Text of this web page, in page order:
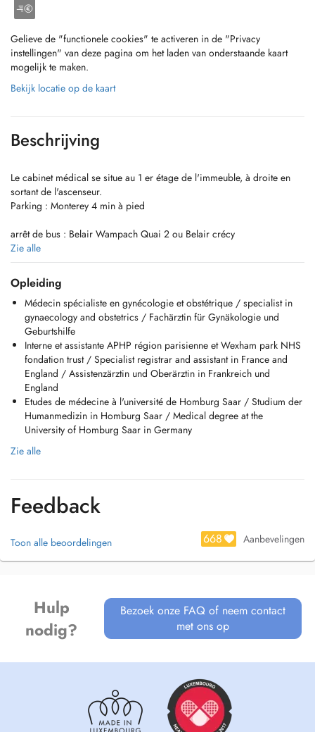
Gelieve de "functionele cookies" te activeren in de "Privacy
instellingen" van deze pagina om het laden van onderstaande kaart
mogelijk te maken.
Bekijk locatie op de kaart
Beschrijving
Le cabinet médical se situe au 1 er étage de l'immeuble, à droite en
sortant de l'ascenseur.
Parking : Monterey 4 min à pied
arrêt de bus : Belair Wampach Quai 2 ou Belair crécy
Horaires d' ouverture :
Lundi 8 h - 17 h
Mardi 8 h - 17 h
Mercredi 13 h -17 h
Jeudi 8 h - 17 h
Vendredi 8 h - 12 h
En cas d'empêchement, je vous remercie de contacter le secrétariat au
26779894 ou par doctena minimum 24 heures à l'avance afin de vous
éviter des frais de consultation/examen.
Une indemnité équivalente au tarif dune consultation normale non
remboursable par l'assurance maladie vous sera facturée si vous
n'avez pas annulé le Rendez vous 24 h à l'avance.
Zie alle
Opleiding
Médecin spécialiste en gynécologie et obstétrique / specialist in
gynaecology and obstetrics / Fachärztin für Gynäkologie und
Geburtshilfe
Interne et assistante APHP région parisienne et Wexham park NHS
fondation trust / Specialist registrar and assistant in France and
England / Assistenzärztin und Oberärztin in Frankreich und
England
Etudes de médecine à l'université de Homburg Saar / Studium der
Humanmedizin in Homburg Saar / Medical degree at the
University of Homburg Saar in Germany
Zie alle
Feedback
Toon alle beoordelingen 668 Aanbevelingen
Hulp
nodig?
Bezoek onze FAQ of neem contact
met ons op